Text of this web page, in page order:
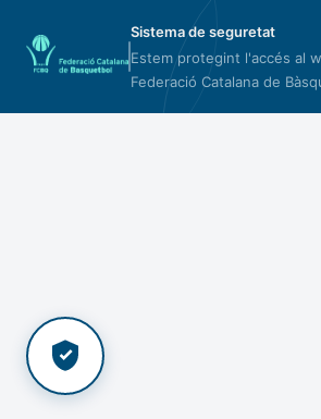
Sistema de seguretat
Estem protegint l'accés al
Federació Catalana de